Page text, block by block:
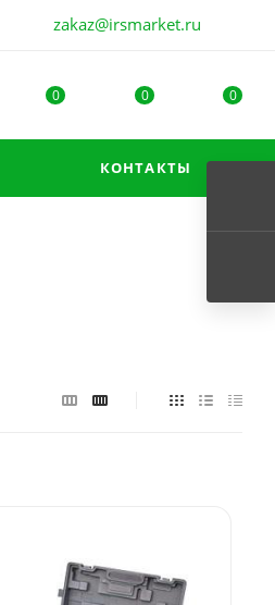
zakaz@irsmarket.ru
0 0 0
КОНТАКТЫ